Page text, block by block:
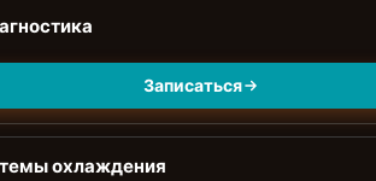
Записаться
охлаждения